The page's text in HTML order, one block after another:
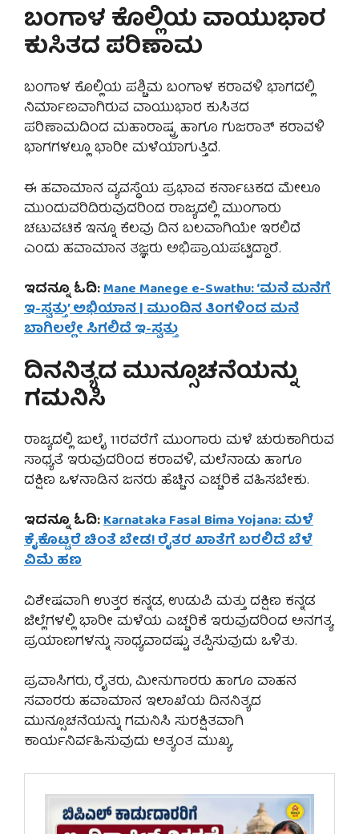
ಬಂಗಾಳ ಕೊಲ್ಲಿಯ ವಾಯುಭಾರ
ಕುಸಿತದ ಪರಿಣಾಮ
ಬಂಗಾಳ ಕೊಲ್ಲಿಯ ಪಶ್ಚಿಮ ಬಂಗಾಳ ಕರಾವಳಿ ಭಾಗದಲ್ಲಿ
ನಿರ್ಮಾಣವಾಗಿರುವ ವಾಯುಭಾರ ಕುಸಿತದ
ಪರಿಣಾಮದಿಂದ ಮಹಾರಾಷ್ಟ್ರ ಹಾಗೂ ಗುಜರಾತ್ ಕರಾವಳಿ
ಭಾಗಗಳಲ್ಲೂ ಭಾರೀ ಮಳೆಯಾಗುತ್ತಿದೆ.
ಈ ಹವಾಮಾನ ವ್ಯವಸ್ಥೆಯ ಪ್ರಭಾವ ಕರ್ನಾಟಕದ ಮೇಲೂ
ಮುಂದುವರಿದಿರುವುದರಿಂದ ರಾಜ್ಯದಲ್ಲಿ ಮುಂಗಾರು
ಚಟುವಟಿಕೆ ಇನ್ನೂ ಕೆಲವು ದಿನ ಬಲವಾಗಿಯೇ ಇರಲಿದೆ
ಎಂದು ಹವಾಮಾನ ತಜ್ಞರು ಅಭಿಪ್ರಾಯಪಟ್ಟಿದ್ದಾರೆ.
ಇದನ್ನೂ ಓದಿ:Mane Manege e-Swathu: ‘ಮನೆ ಮನೆಗೆ
ಇ-ಸ್ವತ್ತು’ ಅಭಿಯಾನ | ಮುಂದಿನ ತಿಂಗಳಿಂದ ಮನೆ
ಬಾಗಿಲಲ್ಲೇ ಸಿಗಲಿದೆ ಇ-ಸ್ವತ್ತು
ದಿನನಿತ್ಯದ ಮುನ್ಸೂಚನೆಯನ್ನು
ಗಮನಿಸಿ
ರಾಜ್ಯದಲ್ಲಿ ಜುಲೈ 11ರವರೆಗೆ ಮುಂಗಾರು ಮಳೆ ಚುರುಕಾಗಿರುವ
ಸಾಧ್ಯತೆ ಇರುವುದರಿಂದ ಕರಾವಳಿ, ಮಲೆನಾಡು ಹಾಗೂ
ದಕ್ಷಿಣ ಒಳನಾಡಿನ ಜನರು ಹೆಚ್ಚಿನ ಎಚ್ಚರಿಕೆ ವಹಿಸಬೇಕು.
ಇದನ್ನೂ ಓದಿ:Karnataka Fasal Bima Yojana: ಮಳೆ
ಕೈಕೊಟ್ಟರೆ ಚಿಂತೆ ಬೇಡ! ರೈತರ ಖಾತೆಗೆ ಬರಲಿದೆ ಬೆಳೆ
ವಿಮೆ ಹಣ
ವಿಶೇಷವಾಗಿ ಉತ್ತರ ಕನ್ನಡ, ಉಡುಪಿ ಮತ್ತು ದಕ್ಷಿಣ ಕನ್ನಡ
ಜಿಲ್ಲೆಗಳಲ್ಲಿ ಭಾರೀ ಮಳೆಯ ಎಚ್ಚರಿಕೆ ಇರುವುದರಿಂದ ಅನಗತ್ಯ
ಪ್ರಯಾಣಗಳನ್ನು ಸಾಧ್ಯವಾದಷ್ಟು ತಪ್ಪಿಸುವುದು ಒಳಿತು.
ಪ್ರವಾಸಿಗರು, ರೈತರು, ಮೀನುಗಾರರು ಹಾಗೂ ವಾಹನ
ಸವಾರರು ಹವಾಮಾನ ಇಲಾಖೆಯ ದಿನನಿತ್ಯದ
ಮುನ್ಸೂಚನೆಯನ್ನು ಗಮನಿಸಿ ಸುರಕ್ಷಿತವಾಗಿ
ಕಾರ್ಯನಿರ್ವಹಿಸುವುದು ಅತ್ಯಂತ ಮುಖ್ಯ.